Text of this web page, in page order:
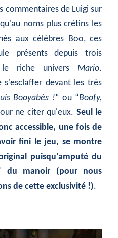
commentaires de Luigi sur
noms plus crétins les
aux célèbres Boo, ces
présents depuis trois
le riche
univers Mario.
s'esclaffer devant les très
Booyabès !“ ou “Boofy,
ne citer qu'eux. Seul le
accessible, une fois de
fini le jeu, se montre
puisqu'amputé du
du manoir (pour nous
de cette exclusivité !).